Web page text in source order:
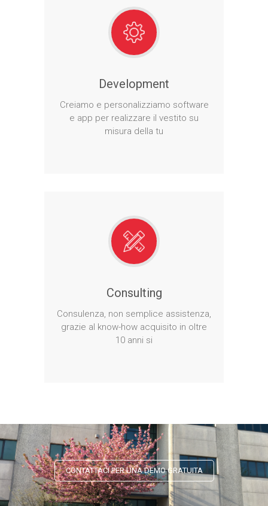
Development
Creiamo e personalizziamo software
e app per realizzare il vestito su
misura della tu
Consulting
Consulenza, non semplice assistenza,
grazie al know-how acquisito in oltre
10 anni si
CONTATTACI PER UNA DEMO GRATUITA